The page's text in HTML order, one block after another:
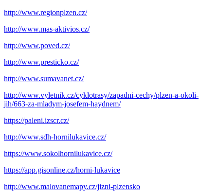
http://www.regionplzen.cz/
http://www.mas-aktivios.cz/
http://www.poved.cz/
http://www.presticko.cz/
http://www.sumavanet.cz/
http://www.vyletnik.cz/cyklotrasy/zapadni-cechy/plzen-a-okoli-
jih/663-za-mladym-josefem-haydnem/
https://paleni.izscr.cz/
http://www.sdh-hornilukavice.cz/
https://www.sokolhornilukavice.cz/
https://app.gisonline.cz/horni-lukavice
http://www.malovanemapy.cz/jizni-plzensko